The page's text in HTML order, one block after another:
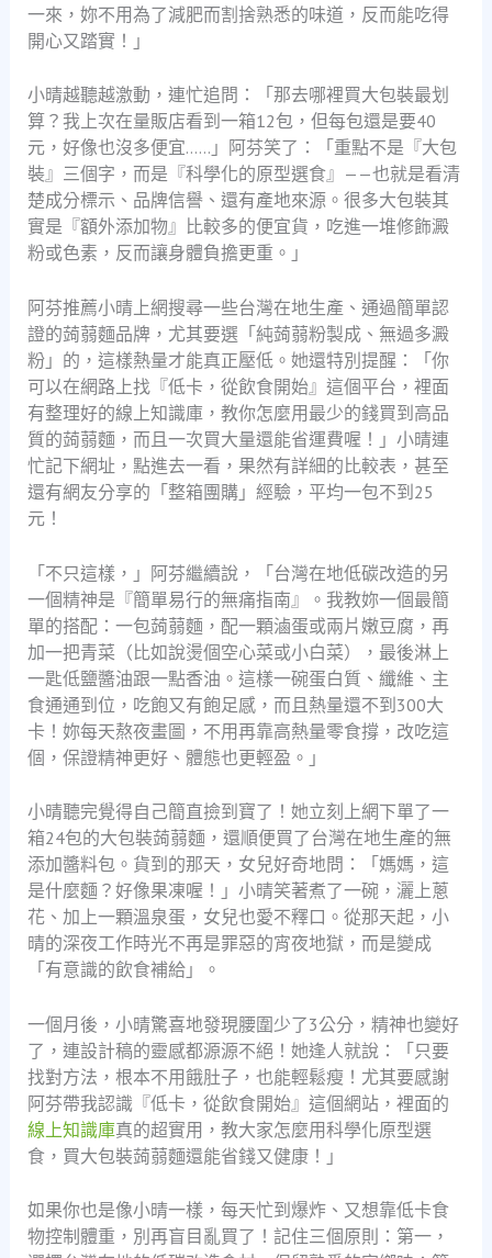
一來，妳不用為了減肥而割捨熟悉的味道，反而能吃得
開心又踏實！」
小晴越聽越激動，連忙追問：「那去哪裡買大包裝最划
算？我上次在量販店看到一箱12包，但每包還是要40
元，好像也沒多便宜……」阿芬笑了：「重點不是『大包
裝』三個字，而是『科學化的原型選食』——也就是看清
楚成分標示、品牌信譽、還有產地來源。很多大包裝其
實是『額外添加物』比較多的便宜貨，吃進一堆修飾澱
粉或色素，反而讓身體負擔更重。」
阿芬推薦小晴上網搜尋一些台灣在地生產、通過簡單認
證的蒟蒻麵品牌，尤其要選「純蒟蒻粉製成、無過多澱
粉」的，這樣熱量才能真正壓低。她還特別提醒：「你
可以在網路上找『低卡，從飲食開始』這個平台，裡面
有整理好的線上知識庫，教你怎麼用最少的錢買到高品
質的蒟蒻麵，而且一次買大量還能省運費喔！」小晴連
忙記下網址，點進去一看，果然有詳細的比較表，甚至
還有網友分享的「整箱團購」經驗，平均一包不到25
元！
「不只這樣，」阿芬繼續說，「台灣在地低碳改造的另
一個精神是『簡單易行的無痛指南』。我教妳一個最簡
單的搭配：一包蒟蒻麵，配一顆滷蛋或兩片嫩豆腐，再
加一把青菜（比如說燙個空心菜或小白菜），最後淋上
一匙低鹽醬油跟一點香油。這樣一碗蛋白質、纖維、主
食通通到位，吃飽又有飽足感，而且熱量還不到300大
卡！妳每天熬夜畫圖，不用再靠高熱量零食撐，改吃這
個，保證精神更好、體態也更輕盈。」
小晴聽完覺得自己簡直撿到寶了！她立刻上網下單了一
箱24包的大包裝蒟蒻麵，還順便買了台灣在地生產的無
添加醬料包。貨到的那天，女兒好奇地問：「媽媽，這
是什麼麵？好像果凍喔！」小晴笑著煮了一碗，灑上蔥
花、加上一顆溫泉蛋，女兒也愛不釋口。從那天起，小
晴的深夜工作時光不再是罪惡的宵夜地獄，而是變成
「有意識的飲食補給」。
一個月後，小晴驚喜地發現腰圍少了3公分，精神也變好
了，連設計稿的靈感都源源不絕！她逢人就說：「只要
找對方法，根本不用餓肚子，也能輕鬆瘦！尤其要感謝
阿芬帶我認識『低卡，從飲食開始』這個網站，裡面的
線上知識庫真的超實用，教大家怎麼用科學化原型選
食，買大包裝蒟蒻麵還能省錢又健康！」
如果你也是像小晴一樣，每天忙到爆炸、又想靠低卡食
物控制體重，別再盲目亂買了！記住三個原則：第一，